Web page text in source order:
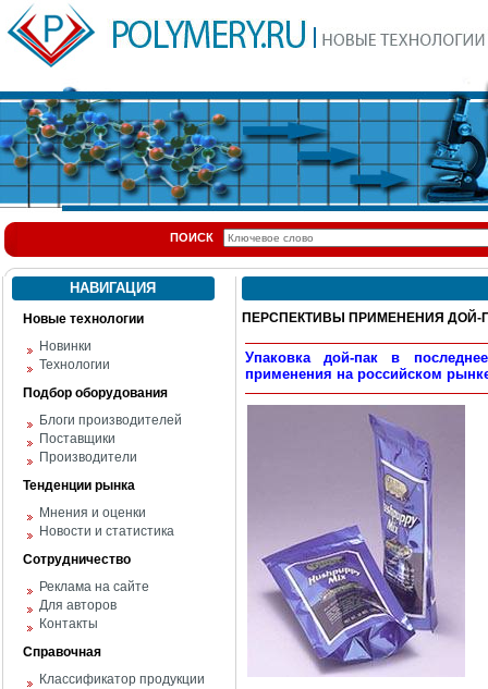
ПОИСК
НАВИГАЦИЯ
Новые технологии
Новинки
Технологии
Подбор оборудования
Блоги производителей
Поставщики
Производители
Тенденции рынка
Мнения и оценки
Новости и статистика
Сотрудничество
Реклама на сайте
Для авторов
Контакты
Справочная
Классификатор продукции
ПЕРСПЕКТИВЫ ПРИМЕНЕНИЯ ДОЙ-
Упаковка дой-пак в
применения на российском